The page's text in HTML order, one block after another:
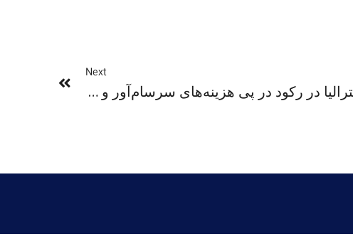
Next
بازار آپارتمان‌ های استرالیا در رکود در پی هزینه‌های سرسام‌آور و کمبود تقاضا